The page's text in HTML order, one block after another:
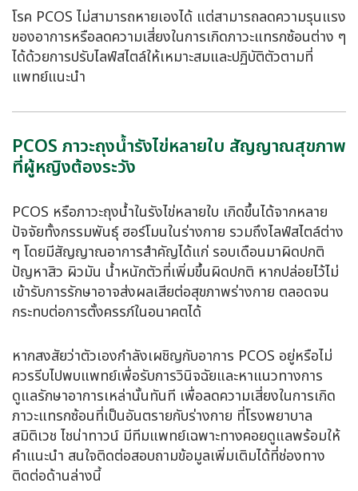
โรค PCOS ไม่สามารถหายเองได้ แต่สามารถลดความรุนแรง
ของอาการหรือลดความเสี่ยงในการเกิดภาวะแทรกซ้อนต่าง ๆ
ได้ด้วยการปรับไลฟ์สไตล์ให้เหมาะสมและปฏิบัติตัวตามที่
แพทย์แนะนำ
PCOS ภาวะถุงน้ำรังไข่หลายใบ สัญญาณสุขภาพ
ที่ผู้หญิงต้องระวัง
PCOS หรือภาวะถุงน้ำในรังไข่หลายใบ เกิดขึ้นได้จากหลาย
ปัจจัยทั้งกรรมพันธุ์ ฮอร์โมนในร่างกาย รวมถึงไลฟ์สไตล์ต่าง
ๆ โดยมีสัญญาณอาการสำคัญได้แก่ รอบเดือนมาผิดปกติ
ปัญหาสิว ผิวมัน น้ำหนักตัวที่เพิ่มขึ้นผิดปกติ หากปล่อยไว้ไม่
เข้ารับการรักษาอาจส่งผลเสียต่อสุขภาพร่างกาย ตลอดจน
กระทบต่อการตั้งครรภ์ในอนาคตได้
หากสงสัยว่าตัวเองกำลังเผชิญกับอาการ PCOS อยู่หรือไม่
ควรรีบไปพบแพทย์เพื่อรับการวินิจฉัยและหาแนวทางการ
ดูแลรักษาอาการเหล่านั้นทันที เพื่อลดความเสี่ยงในการเกิด
ภาวะแทรกซ้อนที่เป็นอันตรายกับร่างกาย ที่โรงพยาบาล
สมิติเวช ไชน่าทาวน์ มีทีมแพทย์เฉพาะทางคอยดูแลพร้อมให้
คำแนะนำ สนใจติดต่อสอบถามข้อมูลเพิ่มเติมได้ที่ช่องทาง
ติดต่อด้านล่างนี้